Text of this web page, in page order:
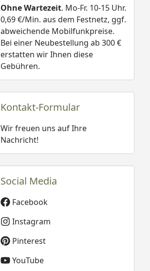
Ohne Wartezeit. Mo-Fr. 10-15 Uhr.
0,69 €/Min. aus dem Festnetz, ggf.
abweichende Mobilfunkpreise.
Bei einer Neubestellung ab 300 €
erstatten wir Ihnen diese
Gebühren.
Kontakt-Formular
Wir freuen uns auf Ihre
Nachricht!
Social Media
Facebook
Instagram
Pinterest
YouTube